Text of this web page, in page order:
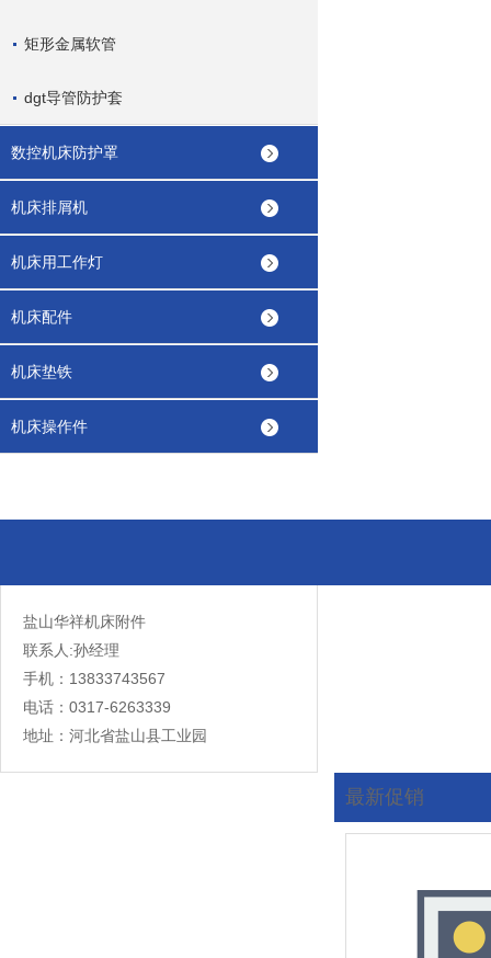
矩形金属软管
dgt导管防护套
数控机床防护罩
机床排屑机
机床用工作灯
机床配件
机床垫铁
机床操作件
盐山华祥机床附件
联系人:孙经理
手机：13833743567
电话：0317-6263339
地址：河北省盐山县工业园
最新促销